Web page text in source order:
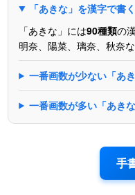
「あきな」を漢字で書
「あきな」には90種類の
明奈、陽菜、璃奈、秋奈な
一番画数が少ない「あ
一番画数が多い「あき
手